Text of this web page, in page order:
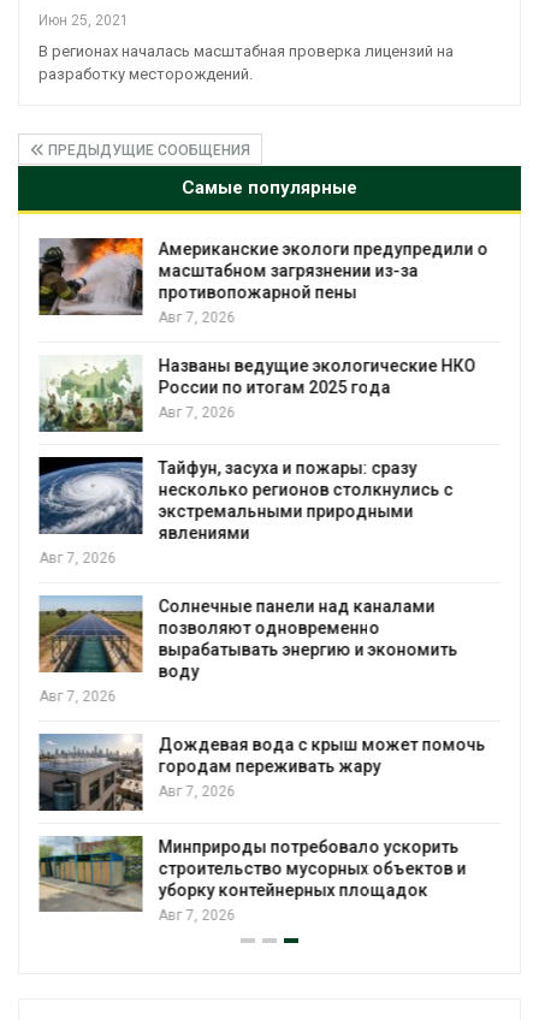
Июн 25, 2021
В регионах началась масштабная проверка лицензий на
разработку месторождений.
ПРЕДЫДУЩИЕ СООБЩЕНИЯ
Самые популярные
Американские экологи предупредили о
масштабном загрязнении из-за
противопожарной пены
Авг 7, 2026
Названы ведущие экологические НКО
России по итогам 2025 года
Авг 7, 2026
Тайфун, засуха и пожары: сразу
несколько регионов столкнулись с
экстремальными природными
явлениями
Авг 7, 2026
Солнечные панели над каналами
позволяют одновременно
вырабатывать энергию и экономить
воду
Авг 7, 2026
Дождевая вода с крыш может помочь
городам переживать жару
Авг 7, 2026
Минприроды потребовало ускорить
строительство мусорных объектов и
уборку контейнерных площадок
Авг 7, 2026